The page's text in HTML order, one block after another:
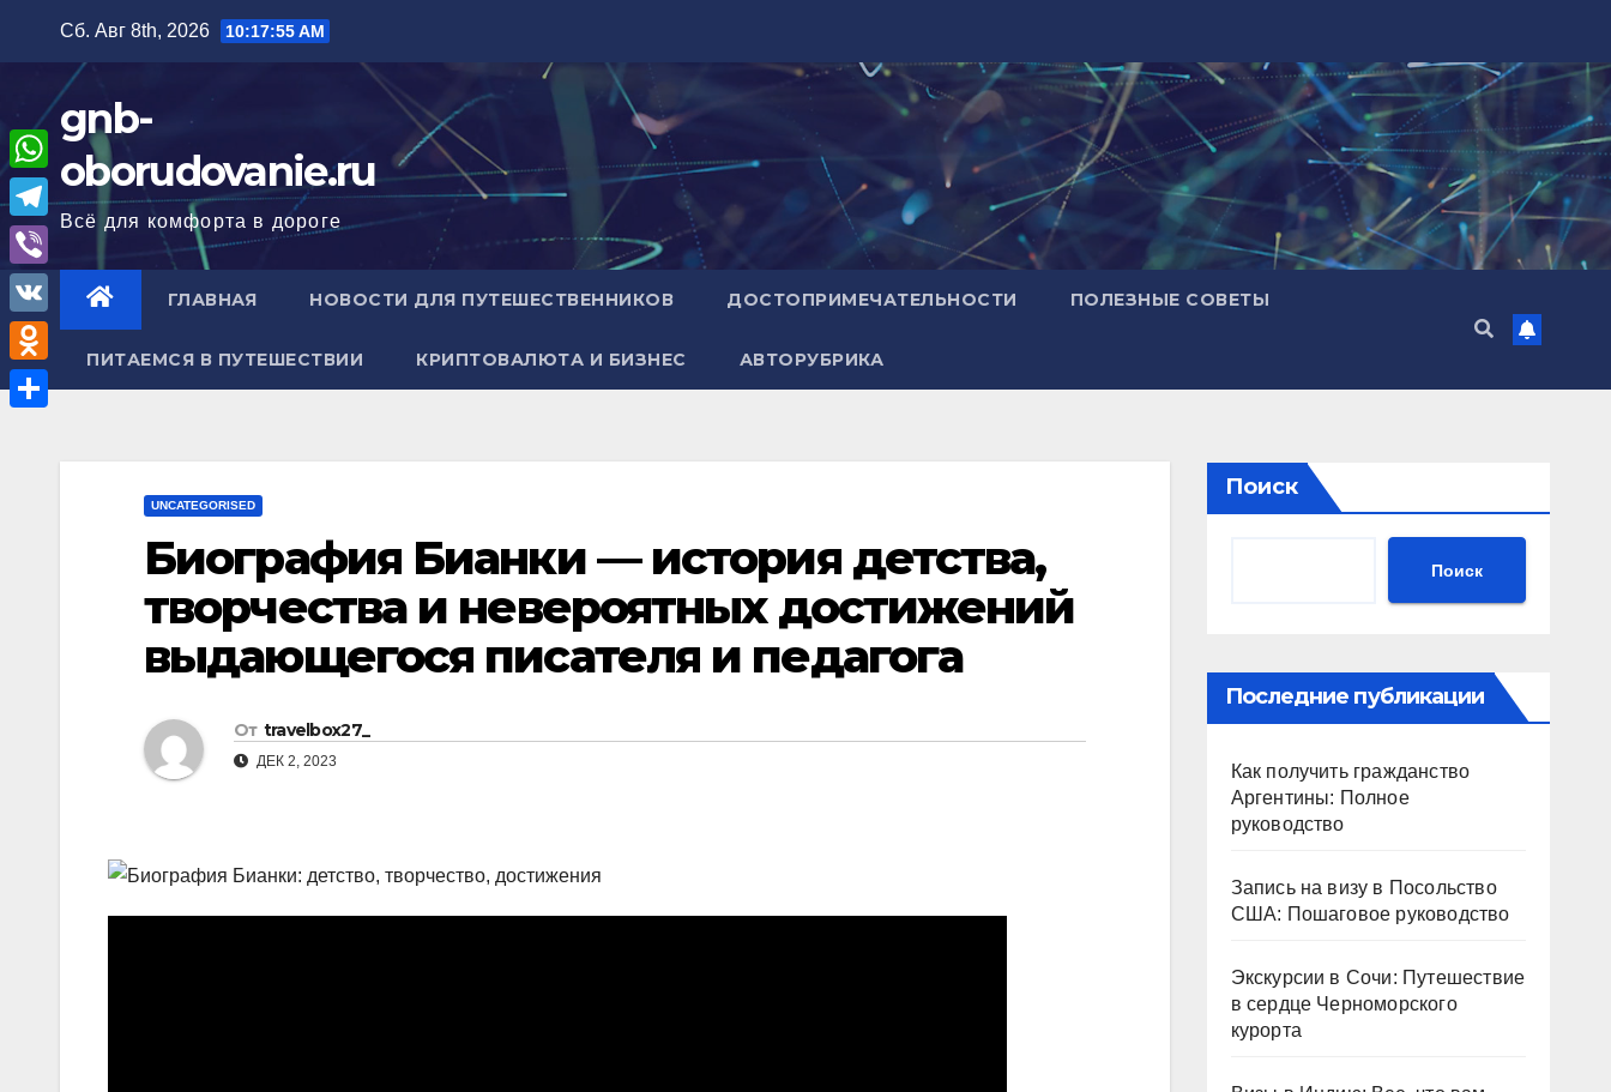
содержимому
Сб. Авг 8th, 2026 10:17:56 AM
gnb-
oborudovanie.ru
Всё для комфорта в дороге
ГЛАВНАЯ НОВОСТИ ДЛЯ ПУТЕШЕСТВЕННИКОВ ДОСТОПРИМЕЧАТЕЛЬНОСТИ ПОЛЕЗНЫЕ СОВЕТЫ
ПИТАЕМСЯ В ПУТЕШЕСТВИИ КРИПТОВАЛЮТА И БИЗНЕС АВТОРУБРИКА
UNCATEGORISED
Биография Бианки — история детства,
творчества и невероятных достижений
выдающегося писателя и педагога
От travelbox27_
ДЕК 2, 2023
Поиск
Поиск
Последние публикации
Как получить гражданство
Аргентины: Полное
руководство
Запись на визу в Посольство
США: Пошаговое руководство
Экскурсии в Сочи: Путешествие
в сердце Черноморского
курорта
W
h
a
A
T
e
l
e
g
V
i
b
e
V
K
O